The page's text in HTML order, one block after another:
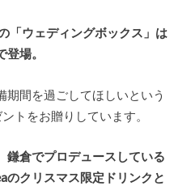
「ウェディングボックス」は
場。
期間を過ごしてほしいという
トをお贈りしています。
鎌倉でプロデュースしている
のクリスマス限定ドリンクと